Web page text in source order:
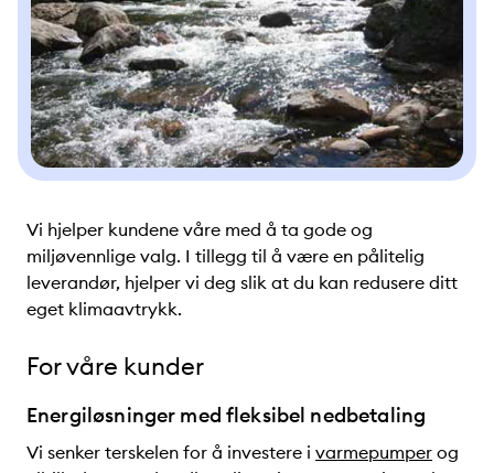
Vi hjelper kundene våre med å ta gode og
miljøvennlige valg. I tillegg til å være en pålitelig
leverandør, hjelper vi deg slik at du kan redusere ditt
eget klimaavtrykk.
For våre kunder
Energiløsninger med fleksibel nedbetaling
Vi senker terskelen for å investere i varmepumper og